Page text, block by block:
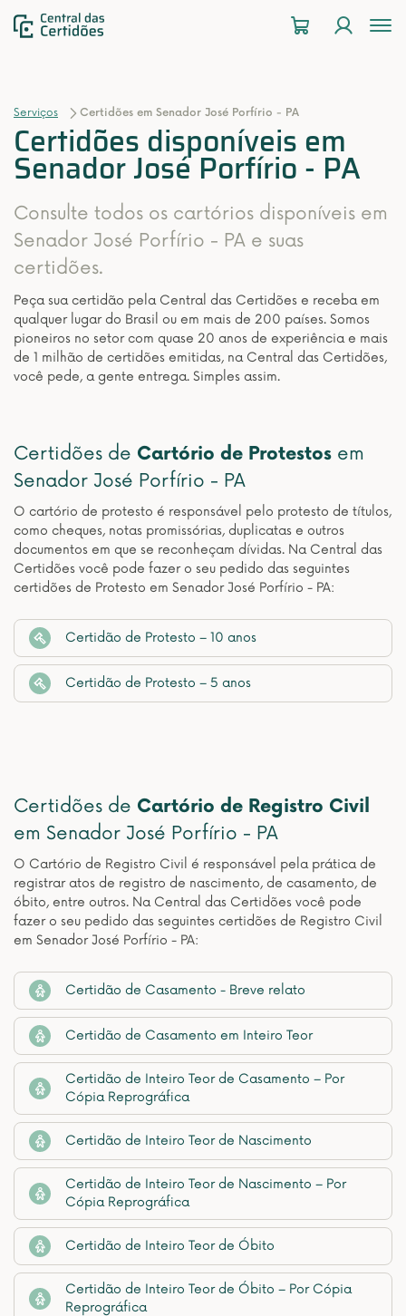
Serviços Certidões em Senador José Porfírio - PA
Certidões disponíveis em
Senador José Porfírio - PA
Consulte todos os cartórios disponíveis em
Senador José Porfírio - PA e suas
certidões.
Peça sua certidão pela Central das Certidões e receba em
qualquer lugar do Brasil ou em mais de 200 países. Somos
pioneiros no setor com quase 20 anos de experiência e mais
de 1 milhão de certidões emitidas, na Central das Certidões,
você pede, a gente entrega. Simples assim.
Certidões de Cartório de Protestos em
Senador José Porfírio - PA
O cartório de protesto é responsável pelo protesto de títulos,
como cheques, notas promissórias, duplicatas e outros
documentos em que se reconheçam dívidas. Na Central das
Certidões você pode fazer o seu pedido das seguintes
certidões de Protesto em Senador José Porfírio - PA:
Certidão de Protesto – 10 anos
Certidão de Protesto – 5 anos
Certidões de Cartório de Registro Civil
em Senador José Porfírio - PA
O Cartório de Registro Civil é responsável pela prática de
registrar atos de registro de nascimento, de casamento, de
óbito, entre outros. Na Central das Certidões você pode
fazer o seu pedido das seguintes certidões de Registro Civil
em Senador José Porfírio - PA:
Certidão de Casamento - Breve relato
Certidão de Casamento em Inteiro Teor
Certidão de Inteiro Teor de Casamento – Por
Cópia Reprográfica
Certidão de Inteiro Teor de Nascimento
Certidão de Inteiro Teor de Nascimento – Por
Cópia Reprográfica
Certidão de Inteiro Teor de Óbito
Certidão de Inteiro Teor de Óbito – Por Cópia
Reprográfica